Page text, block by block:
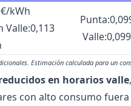
kWh
Valle:0,113
Punta:
Valle:
Estimación calculada para un
en horarios valle
con alto consumo